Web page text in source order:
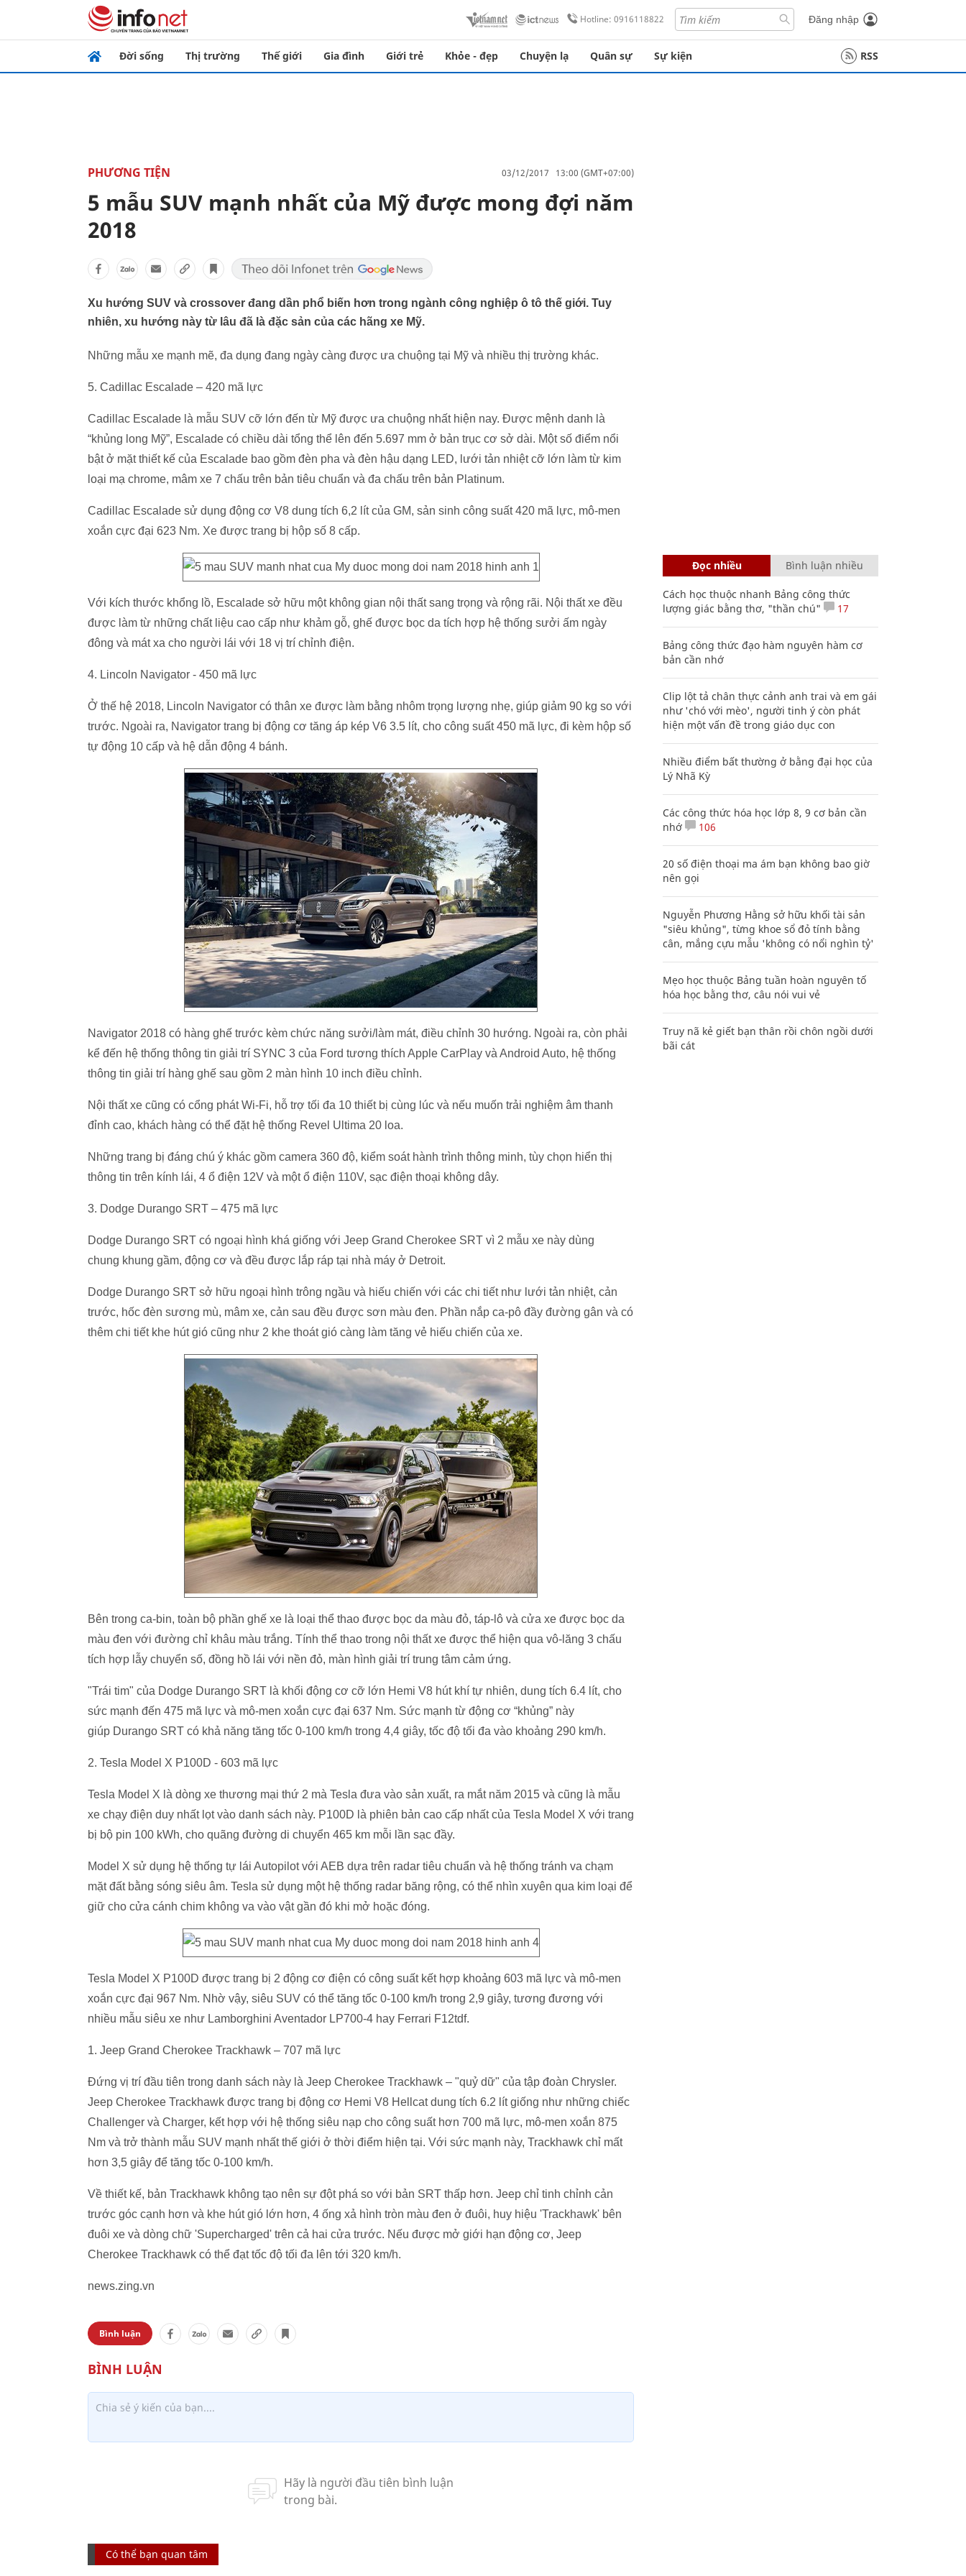
Hotline: 0916118822 Đăng nhập
Đời sống Thị trường Thế giới Gia đình Giới trẻ Khỏe - đẹp Chuyện lạ Quân sự Sự kiện RSS
PHƯƠNG TIỆN 03/12/2017 13:00 (GMT+07:00)
5 mẫu SUV mạnh nhất của Mỹ được mong đợi năm
2018
Xu hướng SUV và crossover đang dần phổ biến hơn trong ngành công nghiệp ô tô thế giới. Tuy
nhiên, xu hướng này từ lâu đã là đặc sản của các hãng xe Mỹ.
Những mẫu xe mạnh mẽ, đa dụng đang ngày càng được ưa chuộng tại Mỹ và nhiều thị trường khác.
5. Cadillac Escalade – 420 mã lực
Cadillac Escalade là mẫu SUV cỡ lớn đến từ Mỹ được ưa chuộng nhất hiện nay. Được mệnh danh là
“khủng long Mỹ”, Escalade có chiều dài tổng thể lên đến 5.697 mm ở bản trục cơ sở dài. Một số điểm nổi
bật ở mặt thiết kế của Escalade bao gồm đèn pha và đèn hậu dạng LED, lưới tản nhiệt cỡ lớn làm từ kim
loại mạ chrome, mâm xe 7 chấu trên bản tiêu chuẩn và đa chấu trên bản Platinum.
Cadillac Escalade sử dụng động cơ V8 dung tích 6,2 lít của GM, sản sinh công suất 420 mã lực, mô-men
xoắn cực đại 623 Nm. Xe được trang bị hộp số 8 cấp.
Với kích thước khổng lồ, Escalade sở hữu một không gian nội thất sang trọng và rộng rãi. Nội thất xe đều
được làm từ những chất liệu cao cấp như khảm gỗ, ghế được bọc da tích hợp hệ thống sưởi ấm ngày
đông và mát xa cho người lái với 18 vị trí chỉnh điện.
4. Lincoln Navigator - 450 mã lực
Ở thế hệ 2018, Lincoln Navigator có thân xe được làm bằng nhôm trọng lượng nhẹ, giúp giảm 90 kg so với
trước. Ngoài ra, Navigator trang bị động cơ tăng áp kép V6 3.5 lít, cho công suất 450 mã lực, đi kèm hộp số
tự động 10 cấp và hệ dẫn động 4 bánh.
Navigator 2018 có hàng ghế trước kèm chức năng sưởi/làm mát, điều chỉnh 30 hướng. Ngoài ra, còn phải
kể đến hệ thống thông tin giải trí SYNC 3 của Ford tương thích Apple CarPlay và Android Auto, hệ thống
thông tin giải trí hàng ghế sau gồm 2 màn hình 10 inch điều chỉnh.
Nội thất xe cũng có cổng phát Wi-Fi, hỗ trợ tối đa 10 thiết bị cùng lúc và nếu muốn trải nghiệm âm thanh
đỉnh cao, khách hàng có thể đặt hệ thống Revel Ultima 20 loa.
Những trang bị đáng chú ý khác gồm camera 360 độ, kiểm soát hành trình thông minh, tùy chọn hiển thị
thông tin trên kính lái, 4 ổ điện 12V và một ổ điện 110V, sạc điện thoại không dây.
3. Dodge Durango SRT – 475 mã lực
Dodge Durango SRT có ngoại hình khá giống với Jeep Grand Cherokee SRT vì 2 mẫu xe này dùng
chung khung gầm, động cơ và đều được lắp ráp tại nhà máy ở Detroit.
Dodge Durango SRT sở hữu ngoại hình trông ngầu và hiếu chiến với các chi tiết như lưới tản nhiệt, cản
trước, hốc đèn sương mù, mâm xe, cản sau đều được sơn màu đen. Phần nắp ca-pô đầy đường gân và có
thêm chi tiết khe hút gió cũng như 2 khe thoát gió càng làm tăng vẻ hiếu chiến của xe.
Bên trong ca-bin, toàn bộ phần ghế xe là loại thể thao được bọc da màu đỏ, táp-lô và cửa xe được bọc da
màu đen với đường chỉ khâu màu trắng. Tính thể thao trong nội thất xe được thể hiện qua vô-lăng 3 chấu
tích hợp lẫy chuyển số, đồng hồ lái với nền đỏ, màn hình giải trí trung tâm cảm ứng.
"Trái tim" của Dodge Durango SRT là khối động cơ cỡ lớn Hemi V8 hút khí tự nhiên, dung tích 6.4 lít, cho
sức mạnh đến 475 mã lực và mô-men xoắn cực đại 637 Nm. Sức mạnh từ động cơ “khủng” này
giúp Durango SRT có khả năng tăng tốc 0-100 km/h trong 4,4 giây, tốc độ tối đa vào khoảng 290 km/h.
2. Tesla Model X P100D - 603 mã lực
Tesla Model X là dòng xe thương mại thứ 2 mà Tesla đưa vào sản xuất, ra mắt năm 2015 và cũng là mẫu
xe chạy điện duy nhất lọt vào danh sách này. P100D là phiên bản cao cấp nhất của Tesla Model X với trang
bị bộ pin 100 kWh, cho quãng đường di chuyển 465 km mỗi lần sạc đầy.
Model X sử dụng hệ thống tự lái Autopilot với AEB dựa trên radar tiêu chuẩn và hệ thống tránh va chạm
mặt đất bằng sóng siêu âm. Tesla sử dụng một hệ thống radar băng rộng, có thể nhìn xuyên qua kim loại để
giữ cho cửa cánh chim không va vào vật gần đó khi mở hoặc đóng.
Tesla Model X P100D được trang bị 2 động cơ điện có công suất kết hợp khoảng 603 mã lực và mô-men
xoắn cực đại 967 Nm. Nhờ vậy, siêu SUV có thể tăng tốc 0-100 km/h trong 2,9 giây, tương đương với
nhiều mẫu siêu xe như Lamborghini Aventador LP700-4 hay Ferrari F12tdf.
1. Jeep Grand Cherokee Trackhawk – 707 mã lực
Đứng vị trí đầu tiên trong danh sách này là Jeep Cherokee Trackhawk – "quỷ dữ" của tập đoàn Chrysler.
Jeep Cherokee Trackhawk được trang bị động cơ Hemi V8 Hellcat dung tích 6.2 lít giống như những chiếc
Challenger và Charger, kết hợp với hệ thống siêu nạp cho công suất hơn 700 mã lực, mô-men xoắn 875
Nm và trở thành mẫu SUV mạnh nhất thế giới ở thời điểm hiện tại. Với sức mạnh này, Trackhawk chỉ mất
hơn 3,5 giây để tăng tốc 0-100 km/h.
Về thiết kế, bản Trackhawk không tạo nên sự đột phá so với bản SRT thấp hơn. Jeep chỉ tinh chỉnh cản
trước góc cạnh hơn và khe hút gió lớn hơn, 4 ống xả hình tròn màu đen ở đuôi, huy hiệu 'Trackhawk' bên
đuôi xe và dòng chữ 'Supercharged' trên cả hai cửa trước. Nếu được mở giới hạn động cơ, Jeep
Cherokee Trackhawk có thể đạt tốc độ tối đa lên tới 320 km/h.
news.zing.vn
Bình luận
Có thể bạn quan tâm
Đọc nhiều Bình luận nhiều
Cách học thuộc nhanh Bảng công thức
lượng giác bằng thơ, "thần chú"
17
Bảng công thức đạo hàm nguyên hàm cơ
bản cần nhớ
Clip lột tả chân thực cảnh anh trai và em gái
như 'chó với mèo', người tinh ý còn phát
hiện một vấn đề trong giáo dục con
Nhiều điểm bất thường ở bằng đại học của
Lý Nhã Kỳ
Các công thức hóa học lớp 8, 9 cơ bản cần
nhớ
106
20 số điện thoại ma ám bạn không bao giờ
nên gọi
Nguyễn Phương Hằng sở hữu khối tài sản
"siêu khủng", từng khoe sổ đỏ tính bằng
cân, mắng cựu mẫu 'không có nổi nghìn tỷ'
Mẹo học thuộc Bảng tuần hoàn nguyên tố
hóa học bằng thơ, câu nói vui vẻ
Truy nã kẻ giết bạn thân rồi chôn ngồi dưới
bãi cát